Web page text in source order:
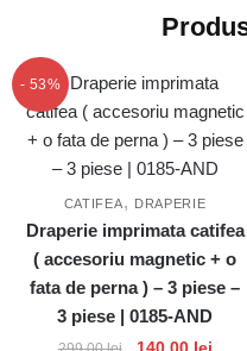
- 53%
CATIFEA, DRAPERIE
Draperie imprimata catifea
( accesoriu magnetic + o
fata de perna ) – 3 piese –
3 piese | 0185-AND
Prețul
Prețul